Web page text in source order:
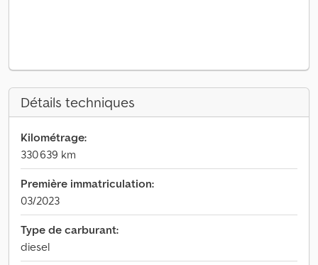
Détails techniques
Kilométrage:
330 639 km
Première immatriculation:
03/2023
Type de carburant:
diesel